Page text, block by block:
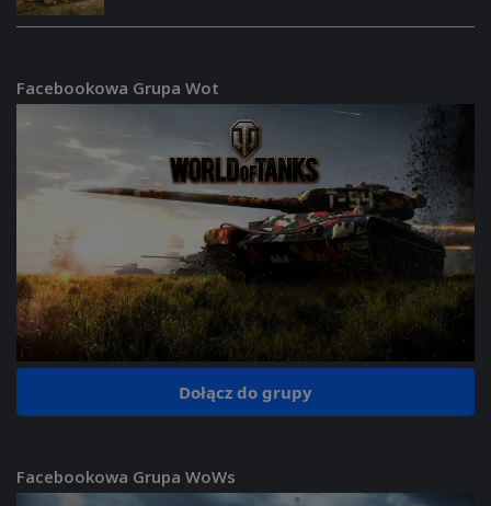
Facebookowa Grupa Wot
Dołącz do grupy
Facebookowa Grupa WoWs